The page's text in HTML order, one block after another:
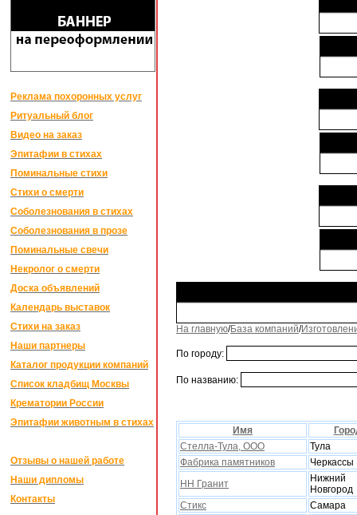
Реклама похоронных услуг
Ритуальный блог
Видео на заказ
Эпитафии в стихах
Поминальные стихи
Стихи о смерти
Соболезнования в стихах
Соболезнования в прозе
Поминальные свечи
Некролог о смерти
Доска объявлений
Календарь выставок
Стихи на заказ
Наши партнеры
Каталог продукции компаний
Список кладбищ Москвы
Крематории России
Эпитафии животным в стихах
Отзывы о нашей работе
Наши дипломы
Контакты
На главную/База компаний/
По городу:
По названию:
Имя
Стелла-Тула, ООО
Тула
Фабрика памятников
Черкассы
НН Гранит
Нижний
Новгород
Стикс
Самара